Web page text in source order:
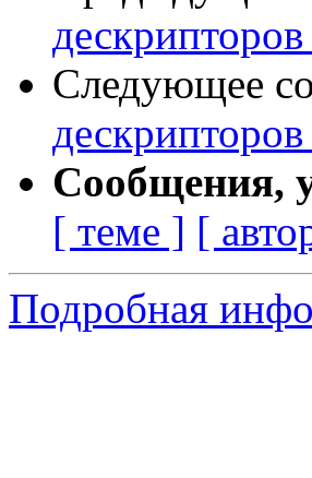
Следующее
Сообщения,
[ теме ] [
Подробная